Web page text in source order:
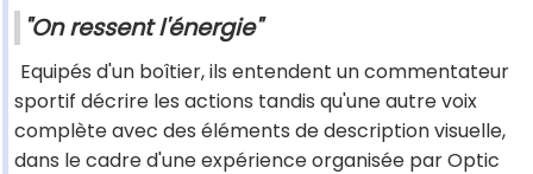
"On ressent l'énergie"
Equipés d'un boîtier, ils entendent un commentateur
sportif décrire les actions tandis qu'une autre voix
complète avec des éléments de description visuelle,
dans le cadre d'une expérience organisée par Optic